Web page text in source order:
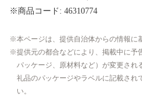
※商品コード: 46310774
本ページは、提供自治体からの情報に
提供元の都合などにより、掲載中に予
パッケージ、原材料など）が変更され
礼品のパッケージやラベルに記載され
い。